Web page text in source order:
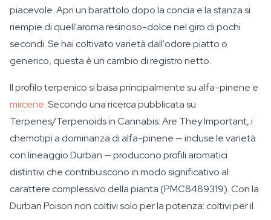
piacevole. Apri un barattolo dopo la concia e la stanza si
riempie di quell'aroma resinoso-dolce nel giro di pochi
secondi. Se hai coltivato varietà dall'odore piatto o
generico, questa è un cambio di registro netto.
Il profilo terpenico si basa principalmente su alfa-pinene e
mircene. Secondo una ricerca pubblicata su
Terpenes/Terpenoids in Cannabis: Are They Important, i
chemotipi a dominanza di alfa-pinene — incluse le varietà
con lineaggio Durban — producono profili aromatici
distintivi che contribuiscono in modo significativo al
carattere complessivo della pianta (PMC8489319). Con la
Durban Poison non coltivi solo per la potenza: coltivi per il